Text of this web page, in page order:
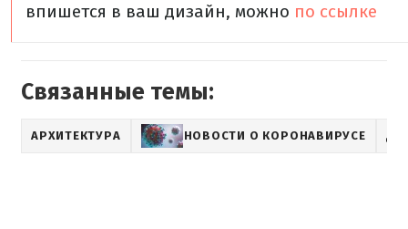
впишется в ваш дизайн, можно по ссылке
Связанные темы:
АРХИТЕКТУРА НОВОСТИ О КОРОНАВИРУСЕ